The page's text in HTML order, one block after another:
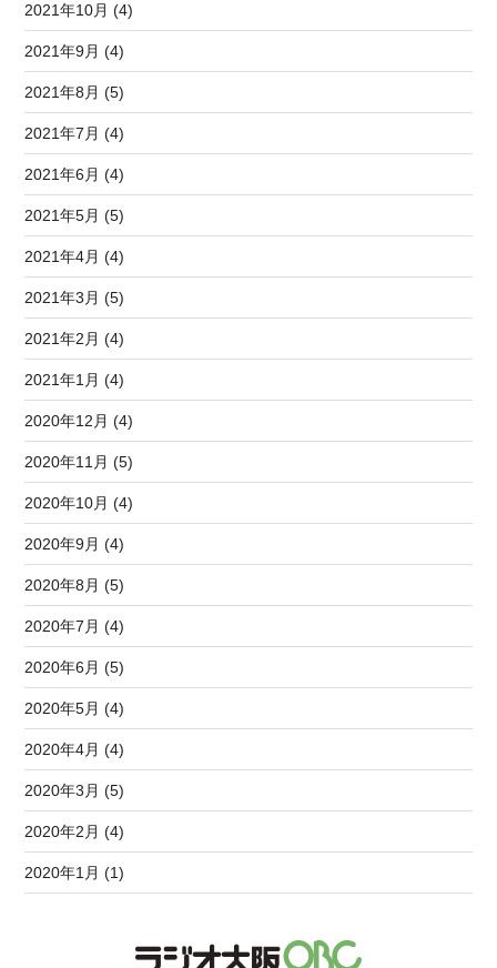
2021年10月 (4)
2021年9月 (4)
2021年8月 (5)
2021年7月 (4)
2021年6月 (4)
2021年5月 (5)
2021年4月 (4)
2021年3月 (5)
2021年2月 (4)
2021年1月 (4)
2020年12月 (4)
2020年11月 (5)
2020年10月 (4)
2020年9月 (4)
2020年8月 (5)
2020年7月 (4)
2020年6月 (5)
2020年5月 (4)
2020年4月 (4)
2020年3月 (5)
2020年2月 (4)
2020年1月 (1)